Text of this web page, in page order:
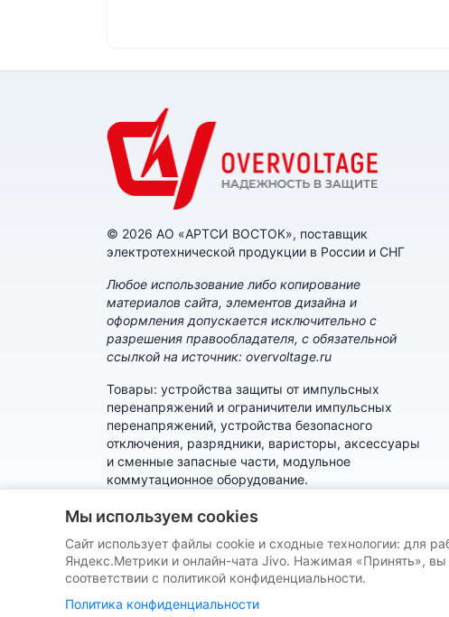
© 2026 АО «АРТСИ ВОСТОК», поставщик
электротехнической продукции в России и СНГ
Любое использование либо копирование
материалов сайта, элементов дизайна и
оформления допускается исключительно с
разрешения правообладателя, с обязательной
ссылкой на источник: overvoltage.ru
Товары: устройства защиты от импульсных
перенапряжений и ограничители импульсных
перенапряжений, устройства безопасного
отключения, разрядники, варисторы, аксессуары
и сменные запасные части, модульное
коммутационное оборудование.
Политика конфиденциальности
Пользовательское соглашение
Мы используем cookies
Сайт использует файлы cookie и сходные технологии: для
Яндекс.Метрики и онлайн-чата Jivo. Нажимая «Принять», вы
соответствии с политикой конфиденциальности.
Политика конфиденциальности